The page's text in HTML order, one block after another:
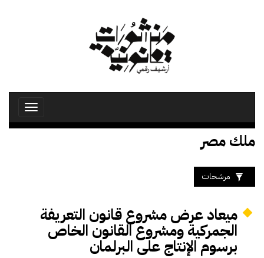
Toggle
ملك مصر
مرشحات
ميعاد عرض مشروع قانون التعريفة
الجمركية ومشروع القانون الخاص
برسوم الإنتاج على البرلمان